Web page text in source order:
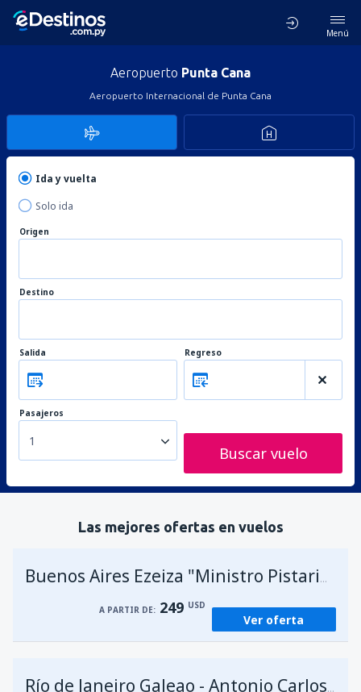
Menú
Aeropuerto Punta Cana
Aeropuerto Internacional de Punta Cana
Ida y vuelta
Solo ida
Origen
Destino
Salida Regreso
Pasajeros
1
Buscar vuelo
Las mejores ofertas en vuelos
Buenos Aires Ezeiza "Ministro Pistarini"
A PARTIR DE: 249 USD
Ver oferta
Río de Janeiro Galeao - Antonio Carlos Jobim